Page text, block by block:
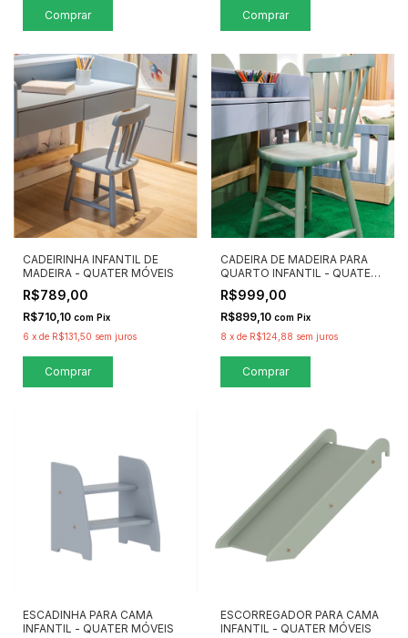
Comprar Comprar
CADEIRINHA INFANTIL DE
MADEIRA - QUATER MÓVEIS
R$789,00
R$710,10 com Pix
6 x de R$131,50 sem juros
Comprar
CADEIRA DE MADEIRA PARA
QUARTO INFANTIL - QUATER
MÓVEIS
R$999,00
R$899,10 com Pix
8 x de R$124,88 sem juros
Comprar
ESCADINHA PARA CAMA
INFANTIL - QUATER MÓVEIS
ESCORREGADOR PARA CAMA
INFANTIL - QUATER MÓVEIS